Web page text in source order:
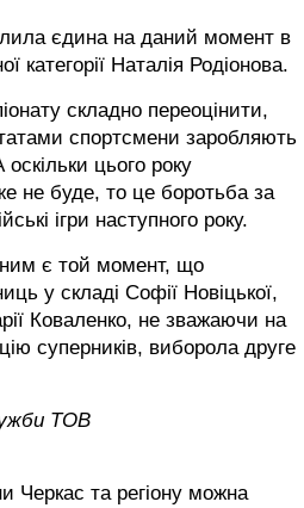
єдина на даний момент в
категорії Наталія Родіонова.
складно переоцінити,
спортсмени заробляють
цього року
не буде, то це боротьба за
ігри наступного року.
є той момент, що
у складі Софії Новіцької,
Коваленко, не зважаючи на
суперників, виборола друге
ТОВ
Черкас та регіону можна